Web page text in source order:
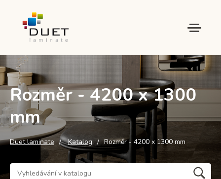
Rozměr - 4200 x 1300
mm
Duet laminate Katalog Rozměr - 4200 x 1300 mm